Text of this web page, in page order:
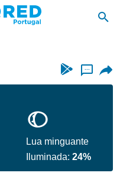
...
Lua minguante
Iluminada:24%